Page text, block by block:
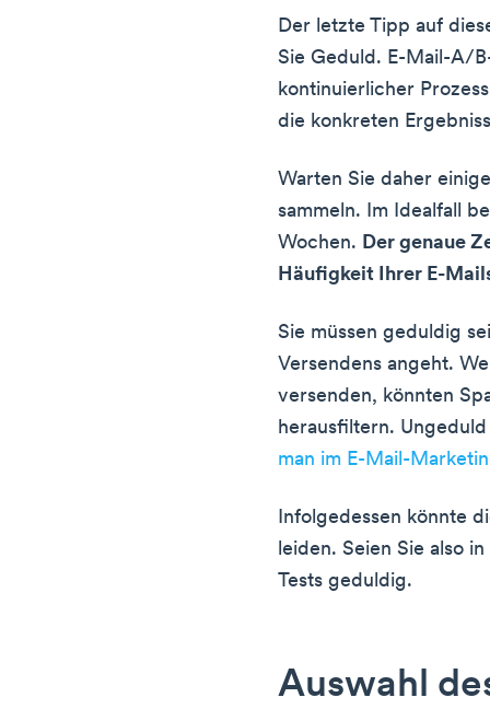
Der letzte Tipp auf
Sie Geduld. E-Mail-A/
kontinuierlicher
die konkreten
Warten Sie daher
sammeln. Im Idealfall
Wochen. Der genaue
Häufigkeit Ihrer E-
Sie müssen geduldig
Versendens angeht.
versenden, könnten
herausfiltern.
man im E-Mail-
Infolgedessen könnte
leiden. Seien Sie also
Tests geduldig.
Auswahl